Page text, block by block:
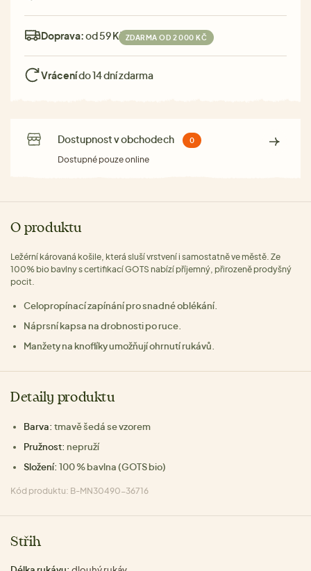
Doprava:od 59 Kč ZDARMA OD 2 000 KČ
Vrácenído 14 dní zdarma
Dostupnost v obchodech 0
Dostupné pouze online
O produktu
Ležérní károvaná košile, která sluší vrstvení i samostatně ve městě. Ze
100% bio bavlny s certifikací GOTS nabízí příjemný, přirozeně prodyšný
pocit.
Celopropínací zapínání pro snadné oblékání.
Náprsní kapsa na drobnosti po ruce.
Manžety na knoflíky umožňují ohrnutí rukávů.
Detaily produktu
Barva: tmavě šedá se vzorem
Pružnost: nepruží
Složení: 100 % bavlna (GOTS bio)
Kód produktu: B-MN30490-36716
Střih